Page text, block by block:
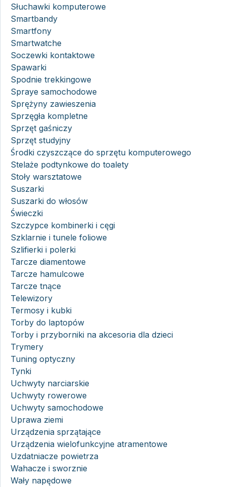
Słuchawki komputerowe
Smartbandy
Smartfony
Smartwatche
Soczewki kontaktowe
Spawarki
Spodnie trekkingowe
Spraye samochodowe
Sprężyny zawieszenia
Sprzęgła kompletne
Sprzęt gaśniczy
Sprzęt studyjny
Środki czyszczące do sprzętu komputerowego
Stelaże podtynkowe do toalety
Stoły warsztatowe
Suszarki
Suszarki do włosów
Świeczki
Szczypce kombinerki i cęgi
Szklarnie i tunele foliowe
Szlifierki i polerki
Tarcze diamentowe
Tarcze hamulcowe
Tarcze tnące
Telewizory
Termosy i kubki
Torby do laptopów
Torby i przyborniki na akcesoria dla dzieci
Trymery
Tuning optyczny
Tynki
Uchwyty narciarskie
Uchwyty rowerowe
Uchwyty samochodowe
Uprawa ziemi
Urządzenia sprzątające
Urządzenia wielofunkcyjne atramentowe
Uzdatniacze powietrza
Wahacze i sworznie
Wały napędowe